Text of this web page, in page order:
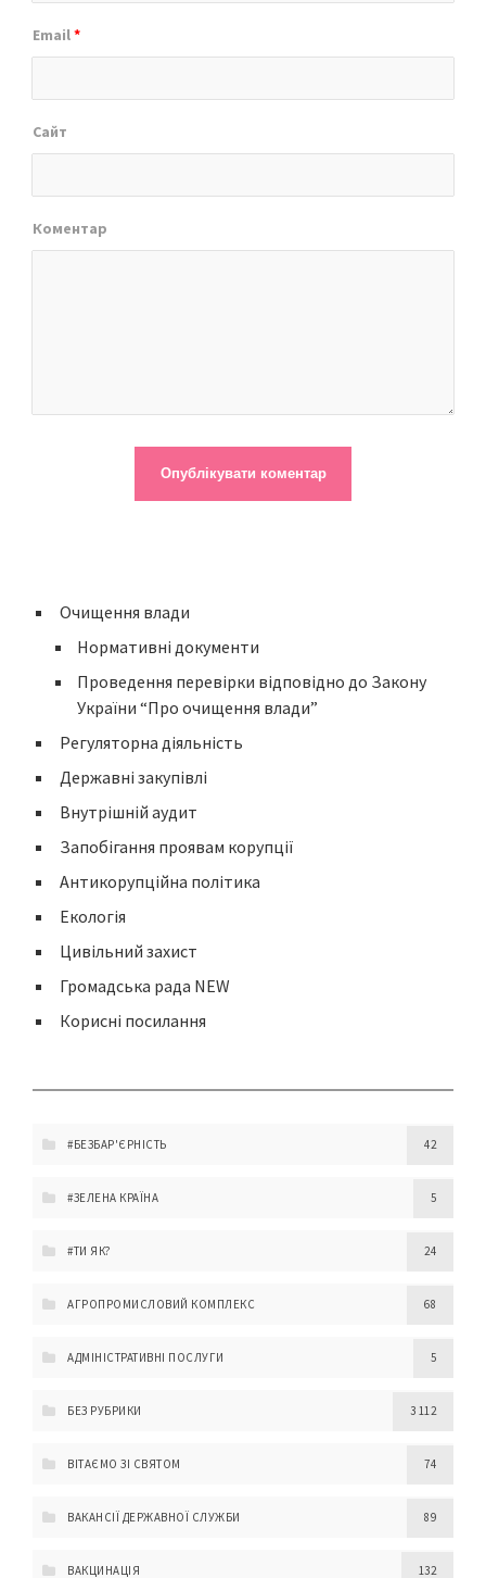
Email*
Сайт
Коментар
Очищення влади
Нормативні документи
Проведення перевірки відповідно до Закону
України “Про очищення влади”
Регуляторна діяльність
Державні закупівлі
Внутрішній аудит
Запобігання проявам корупції
Антикорупційна політика
Екологія
Цивільний захист
Громадська рада NEW
Корисні посилання
#БЕЗБАР'ЄРНІСТЬ 42
#ЗЕЛЕНА КРАЇНА 5
#ТИ ЯК? 24
АГРОПРОМИСЛОВИЙ КОМПЛЕКС 68
АДМІНІСТРАТИВНІ ПОСЛУГИ 5
БЕЗ РУБРИКИ 3 112
ВІТАЄМО ЗІ СВЯТОМ 74
ВАКАНСІЇ ДЕРЖАВНОЇ СЛУЖБИ 89
ВАКЦИНАЦІЯ 132